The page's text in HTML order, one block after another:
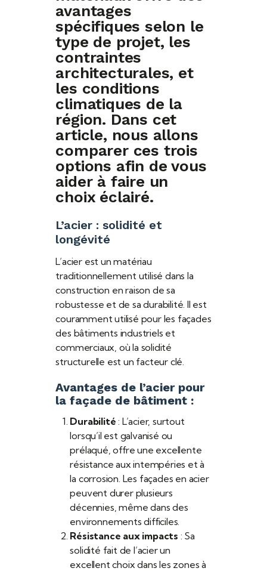
avantages
spécifiques selon le
type de projet, les
contraintes
architecturales, et
les conditions
climatiques de la
région. Dans cet
article, nous allons
comparer ces trois
options afin de vous
aider à faire un
choix éclairé.
L’acier : solidité et
longévité
L’acier est un matériau
traditionnellement utilisé dans la
construction en raison de sa
robustesse et de sa durabilité. Il est
couramment utilisé pour les façades
des bâtiments industriels et
commerciaux, où la solidité
structurelle est un facteur clé.
Avantages de l’acier pour
la façade de bâtiment :
Durabilité : L’acier, surtout
lorsqu’il est galvanisé ou
prélaqué, offre une excellente
résistance aux intempéries et à
la corrosion. Les façades en acier
peuvent durer plusieurs
décennies, même dans des
environnements difficiles.
Résistance aux impacts : Sa
solidité fait de l’acier un
excellent choix dans les zones à